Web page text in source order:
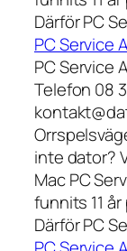
Därför PC
PC Service
PC Service
Telefon 08
inte dator?
Mac PC
funnits 11
Därför PC